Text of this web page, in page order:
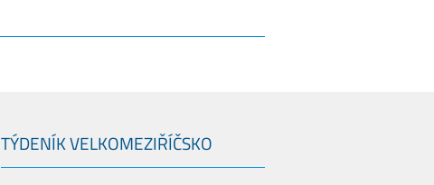
TÝDENÍK VELKOMEZIŘÍČSKO